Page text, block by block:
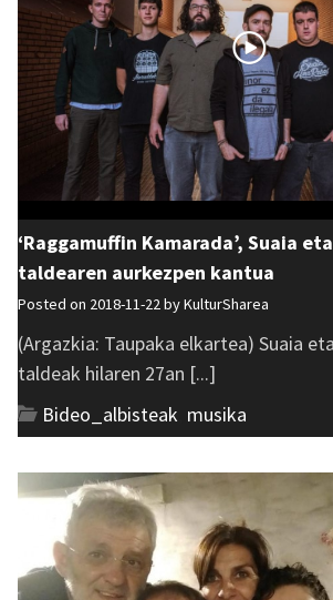
‘Raggamuffin Kamarada’, Suaia
taldearen aurkezpen kantua
Posted on 2018-11-22 byKulturSharea
(Argazkia: Taupaka elkartea) Suaia
taldeak hilaren 27an [...]
Bideo_albisteak musika